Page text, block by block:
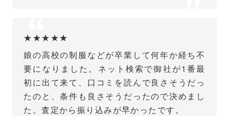
★★★★★
娘の高校の制服などが卒業して何年か経ち不
要になりました。ネット検索で御社が1番最
初に出て来て、口コミを読んで良さそうだっ
たのと、条件も良さそうだったので決めまし
た。査定から振り込みが早かったです。